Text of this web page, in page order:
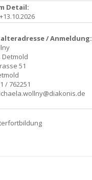
Detail:
/ Anmeldung:
Detmold
51
/ 762251